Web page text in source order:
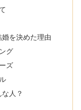
を決めた理由
グ
ズ
人？